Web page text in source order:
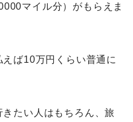
マイル分）がもらえま
ば10万円くらい普通に
たい人はもちろん、旅